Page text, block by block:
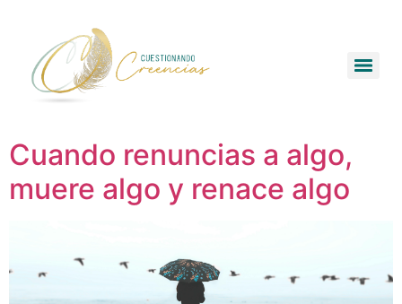
Cuando renuncias a algo,
muere algo y renace algo